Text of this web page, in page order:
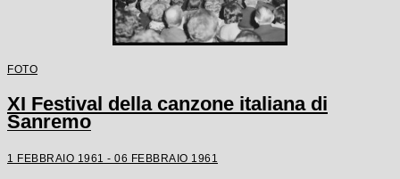
FOTO
XI Festival della canzone italiana di
Sanremo
1 FEBBRAIO 1961 - 06 FEBBRAIO 1961